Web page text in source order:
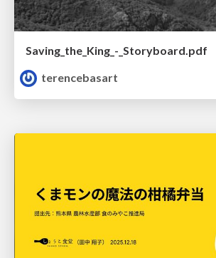
Saving_the_King_-_Storyboard.pdf
terencebasart